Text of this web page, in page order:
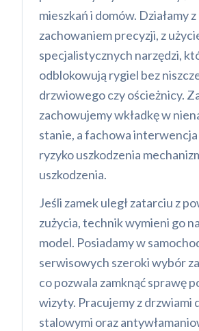
mieszkań i domów. Działamy z
zachowaniem precyzji, z
specjalistycznych narzędzi,
odblokowują rygiel bez
drzwiowego czy ościeżnicy.
zachowujemy wkładkę w
stanie, a fachowa
ryzyko uszkodzenia
uszkodzenia.
Jeśli zamek uległ zatarciu z
zużycia, technik wymieni go
model. Posiadamy w
serwisowych szeroki wybór
co pozwala zamknąć sprawę
wizyty. Pracujemy z drzwiami
stalowymi oraz